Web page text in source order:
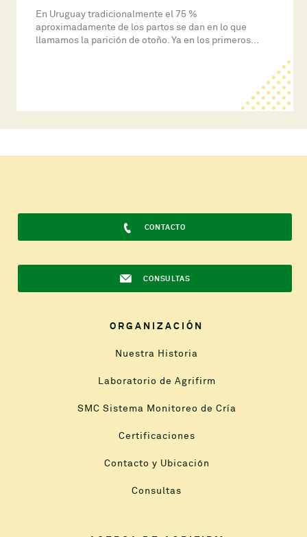
En Uruguay tradicionalmente el 75 %
aproximadamente de los partos se dan en lo que
llamamos la parición de otoño. Ya en los primeros...
CONTACTO
CONSULTAS
ORGANIZACIÓN
Nuestra Historia
Laboratorio de Agrifirm
SMC Sistema Monitoreo de Cría
Certificaciones
Contacto y Ubicación
Consultas